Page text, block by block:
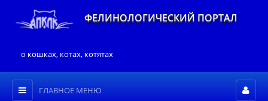
ФЕЛИНОЛОГИЧЕСКИЙ ПОРТАЛ
о кошках, котах, котятах
ГЛАВНОЕ МЕНЮ